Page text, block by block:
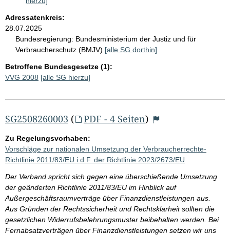
Adressatenkreis:
28.07.2025
Bundesregierung: Bundesministerium der Justiz und für
Verbraucherschutz (BMJV) [alle SG dorthin]
Betroffene Bundesgesetze (1):
VVG 2008 [alle SG hierzu]
SG2508260003 ( PDF - 4 Seiten)
Zu Regelungsvorhaben:
Vorschläge zur nationalen Umsetzung der Verbraucherrechte-
Richtlinie 2011/83/EU i.d.F. der Richtlinie 2023/2673/EU
Der Verband spricht sich gegen eine überschießende Umsetzung
der geänderten Richtlinie 2011/83/EU im Hinblick auf
Außergeschäftsraumverträge über Finanzdienstleistungen aus.
Aus Gründen der Rechtssicherheit und Rechtsklarheit sollten die
gesetzlichen Widerrufsbelehrungsmuster beibehalten werden. Bei
Fernabsatzverträgen über Finanzdienstleistungen setzen wir uns